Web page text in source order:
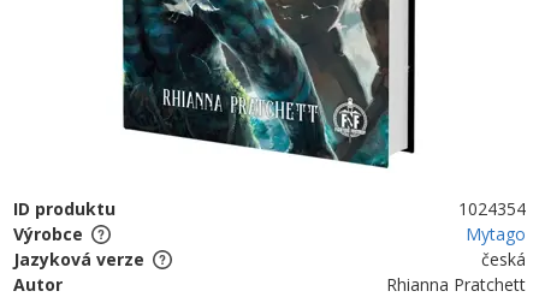
ID produktu
1024354
Výrobce
Mytago
Jazyková verze
česká
Autor
Rhianna Pratchett